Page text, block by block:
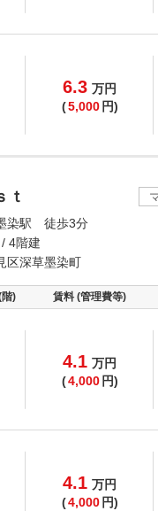
6.3 万円
(5,000 円)
ｔ
染駅 徒歩3分
4階建
区深草墨染町
) 賃料 (管理費等)
4.1 万円
(4,000 円)
4.1 万円
(4,000 円)